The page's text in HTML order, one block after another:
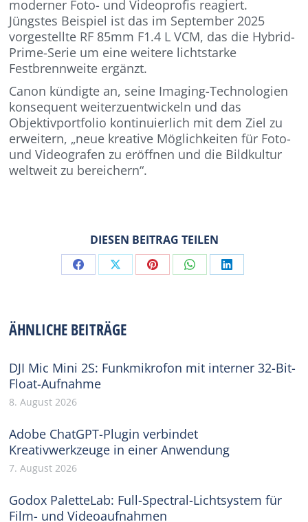
moderner Foto- und Videoprofis reagiert.
Jüngstes Beispiel ist das im September 2025
vorgestellte RF 85mm F1.4 L VCM, das die Hybrid-
Prime-Serie um eine weitere lichtstarke
Festbrennweite ergänzt.
Canon kündigte an, seine Imaging-Technologien
konsequent weiterzuentwickeln und das
Objektivportfolio kontinuierlich mit dem Ziel zu
erweitern, „neue kreative Möglichkeiten für Foto-
und Videografen zu eröffnen und die Bildkultur
weltweit zu bereichern“.
DIESEN BEITRAG TEILEN
Share Share Share Share Share
ÄHNLICHE BEITRÄGE
DJI Mic Mini 2S: Funkmikrofon mit interner 32-Bit-
Float-Aufnahme
8. August 2026
Adobe ChatGPT-Plugin verbindet
Kreativwerkzeuge in einer Anwendung
7. August 2026
Godox PaletteLab: Full-Spectral-Lichtsystem für
Film- und Videoaufnahmen